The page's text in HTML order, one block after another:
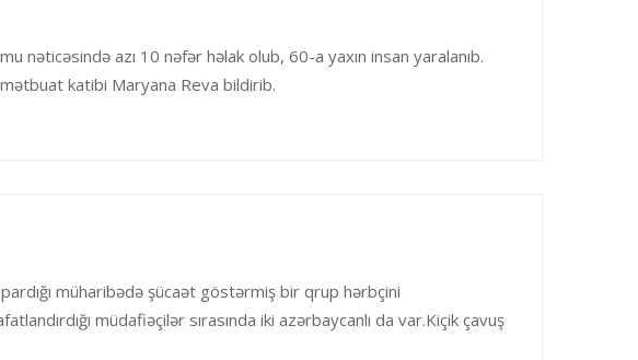
nəticəsində azı 10 nəfər həlak olub, 60-a yaxın insan yaralanıb.
katibi Maryana Reva bildirib.
müharibədə şücaət göstərmiş bir qrup hərbçini
müdafiəçilər sırasında iki azərbaycanlı da var.Kiçik çavuş